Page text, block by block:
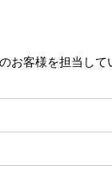
客様を担当して